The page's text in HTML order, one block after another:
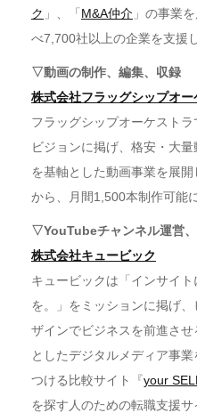
ク 」、「 M&A仲介 」の事業
べ7,700社以上の企業を支援
▽動画の制作、編集、収録
株式会社フラッグシップオー
フラッグシップオーケスト
ビジョンに掲げ、格安・大量
を基軸とした動画事業を展
から、月間1,500本制作可能
▽YouTubeチャンネル運営
株式会社キュービック
キュービックは「インサイ
を。」をミッションに掲げ
ザインでビジネスを前進さ
としたデジタルメディア事
つける比較サイト『your
を探す人のための転職支援サ